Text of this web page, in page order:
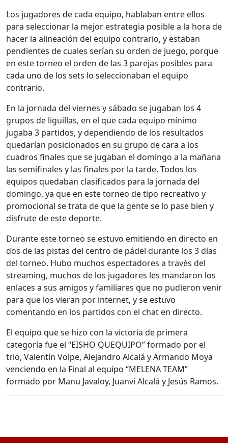
Los jugadores de cada equipo, hablaban entre ellos
para seleccionar la mejor estrategia posible a la hora de
hacer la alineación del equipo contrario, y estaban
pendientes de cuales serían su orden de juego, porque
en este torneo el orden de las 3 parejas posibles para
cada uno de los sets lo seleccionaban el equipo
contrario.
En la jornada del viernes y sábado se jugaban los 4
grupos de liguillas, en el que cada equipo mínimo
jugaba 3 partidos, y dependiendo de los resultados
quedarían posicionados en su grupo de cara a los
cuadros finales que se jugaban el domingo a la mañana
las semifinales y las finales por la tarde. Todos los
equipos quedaban clasificados para la jornada del
domingo, ya que en este torneo de tipo recreativo y
promocional se trata de que la gente se lo pase bien y
disfrute de este deporte.
Durante este torneo se estuvo emitiendo en directo en
dos de las pistas del centro de pádel durante los 3 días
del torneo. Hubo muchos espectadores a través del
streaming, muchos de los jugadores les mandaron los
enlaces a sus amigos y familiares que no pudieron venir
para que los vieran por internet, y se estuvo
comentando en los partidos con el chat en directo.
El equipo que se hizo con la victoria de primera
categoría fue el “EISHO QUEQUIPO” formado por el
trio, Valentín Volpe, Alejandro Alcalá y Armando Moya
venciendo en la Final al equipo “MELENA TEAM”
formado por Manu Javaloy, Juanvi Alcalá y Jesús Ramos.